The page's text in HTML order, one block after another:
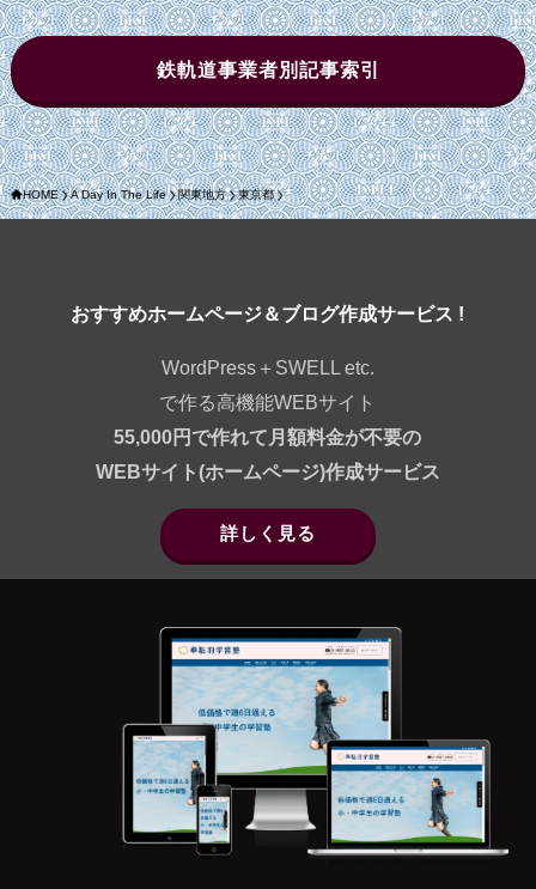
鉄軌道事業者別記事索引
HOME A Day In The Life 関東地方 東京都
おすすめホームページ＆ブログ作成サービス !
WordPress＋SWELL etc.
で作る高機能WEBサイト
55,000円で作れて月額料金が不要の
WEBサイト(ホームページ)作成サービス
詳しく見る